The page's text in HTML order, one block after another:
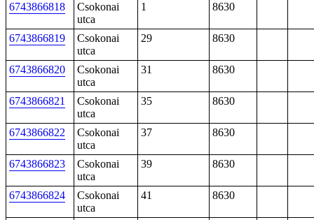
6743866818
Csokonai
utca
1 8630
6743866819
Csokonai
utca
29 8630
6743866820
Csokonai
utca
31 8630
6743866821
Csokonai
utca
35 8630
6743866822
Csokonai
utca
37 8630
6743866823
Csokonai
utca
39 8630
6743866824
Csokonai
utca
41 8630